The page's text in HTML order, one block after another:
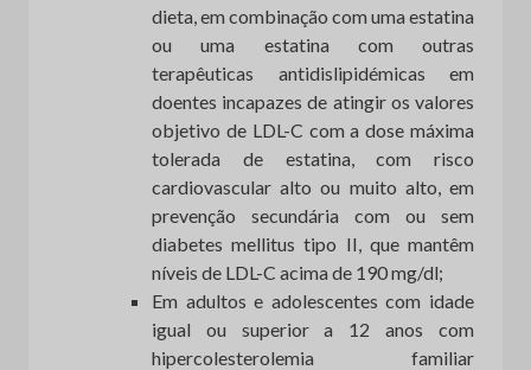
dieta, em combinação com uma estatina
ou uma estatina com outras
terapêuticas antidislipidémicas em
doentes incapazes de atingir os valores
objetivo de LDL-C com a dose máxima
tolerada de estatina, com risco
cardiovascular alto ou muito alto, em
prevenção secundária com ou sem
diabetes mellitus tipo II, que mantêm
níveis de LDL-C acima de 190 mg/dl;
Em adultos e adolescentes com idade
igual ou superior a 12 anos com
hipercolesterolemia familiar